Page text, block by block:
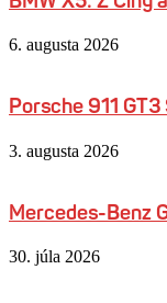
6. augusta 2026
Porsche 911
3. augusta 2026
Mercedes-Benz
30. júla 2026